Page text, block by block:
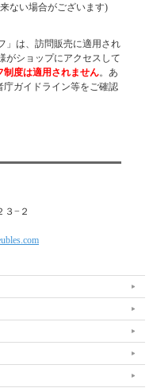
ない場合がございます)
」は、訪問販売に適用され
がショップにアクセスして
制度は適用されません。あ
庁ガイドライン等をご確認
３−２